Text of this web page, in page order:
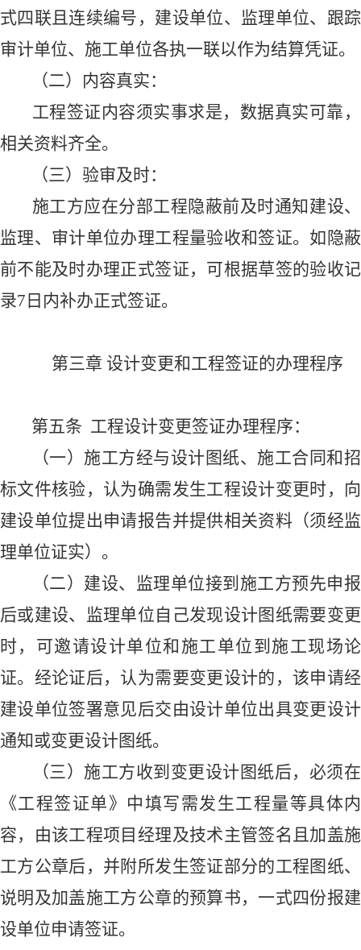
式四联且连续编号， 建设单位、监理单位、跟踪
审计单位、 施工单位各执一联以作为结算凭证。
（二） 内容真实：
工程签证内容须实事求是，数据真实可靠，
相关资料齐全。
（三） 验审及时：
施工方应在分部工程隐蔽前及时通知建设、
监理、审计单位办理工程量验收和签证。如 隐蔽
前不能及时办理正式签证，可根据草签的验收记
录7 日内补办正式签证。
第三章 设计变更和工程签证的办理程序
第五条 工程设计变更签证办理程序：
（一） 施工方经与设计图纸、施工合同和招
标文件核验，认为确需发生工程设计变更时，向
建设单位提出申请报告并提供相关资料（须经监
理单位证实） 。
（二）建设、监理单位接到施工方预先申报
后或建设、监理单位自己发现设计图纸需要变更
时， 可邀请设计单位和施工单位到施工现场论
证。经论证后，认为需要变更设计的， 该申请经
建设单位签署意见后交由设计单位出具变更设计
通知或变更设计图纸。
（三） 施工方收到变更设计图纸后，必须在
《工程签证单》中填写需发生工程量等具体内
容，由该工程项目经理及技术主管签名且加盖施
工方公章后，并附所发生签证部分的工程图纸、
说明及加盖施工方公章的预算书，一式四份报建
设单位申请签证。